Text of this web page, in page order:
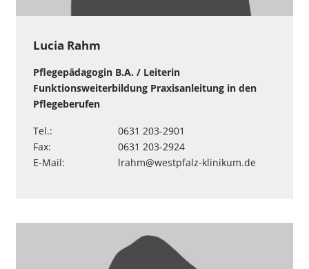
Lucia Rahm
Pflegepädagogin B.A. / Leiterin
Funktionsweiterbildung Praxisanleitung in den
Pflegeberufen
Tel.:
0631 203-2901
Fax:
0631 203-2924
E-Mail:
lrahm@westpfalz-klinikum.de